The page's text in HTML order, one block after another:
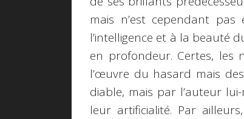
mais n’est cependant pas
l’intelligence et à la beauté
en profondeur. Certes, les
l’œuvre du hasard mais
diable, mais par l’auteur
leur artificialité. Par